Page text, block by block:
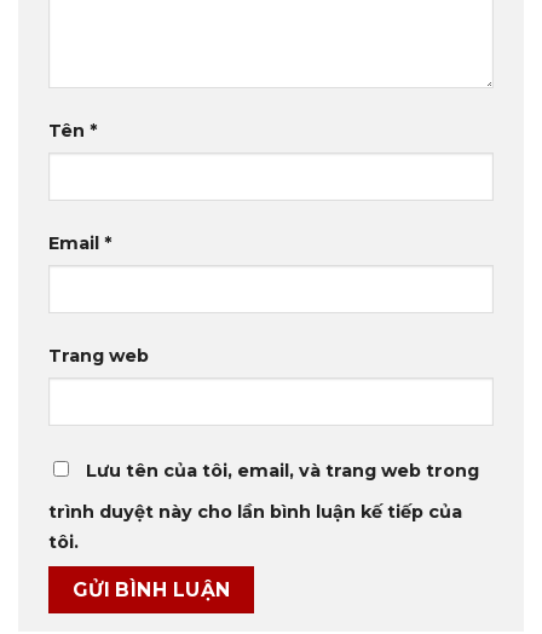
Tên *
Email *
Trang web
Lưu tên của tôi, email, và trang web trong
trình duyệt này cho lần bình luận kế tiếp của
tôi.